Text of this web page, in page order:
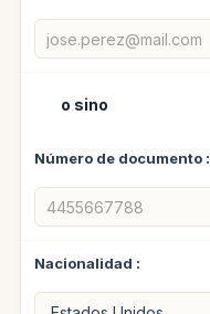
o sino
Número de documento :
Nacionalidad :